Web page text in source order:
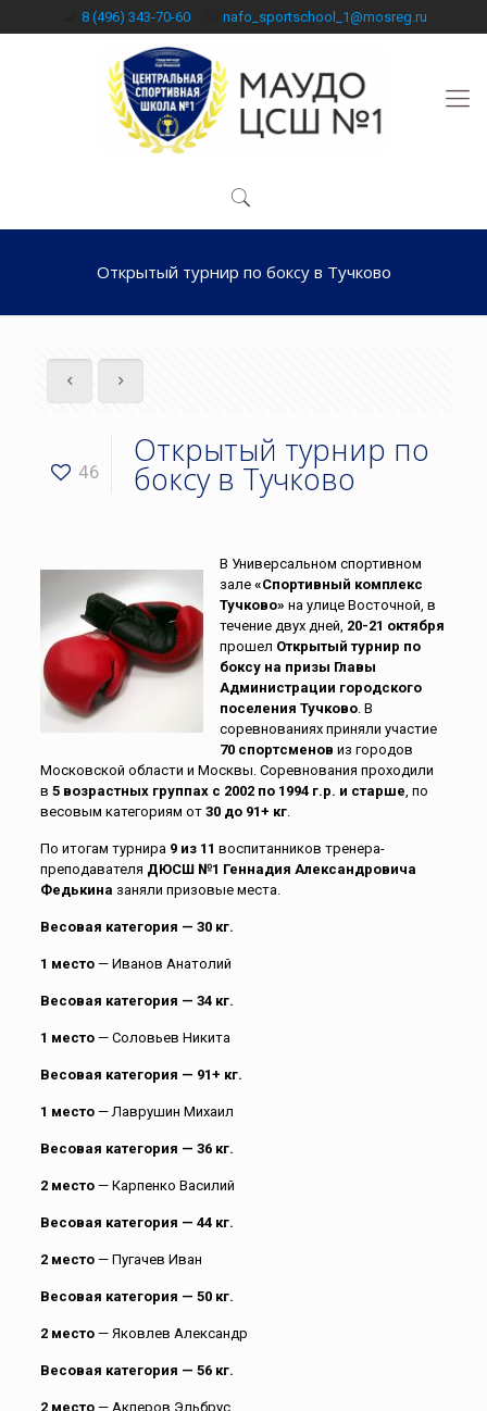
8 (496) 343-70-60 nafo_sportschool_1@mosreg.ru
Открытый турнир по боксу в Тучково
46
Открытый турнир по
боксу в Тучково
В Универсальном спортивном
зале «Спортивный комплекс
Тучково» на улице Восточной, в
течение двух дней, 20-21 октября
прошел Открытый турнир по
боксу на призы Главы
Администрации городского
поселения Тучково. В
соревнованиях приняли участие
70 спортсменов из городов
Московской области и Москвы. Соревнования проходили
в 5 возрастных группах с 2002 по 1994 г.р. и старше, по
весовым категориям от 30 до 91+ кг.
По итогам турнира 9 из 11 воспитанников тренера-
преподавателя ДЮСШ №1 Геннадия Александровича
Федькина заняли призовые места.
Весовая категория — 30 кг.
1 место— Иванов Анатолий
Весовая категория — 34 кг.
1 место— Соловьев Никита
Весовая категория — 91+ кг.
1 место— Лаврушин Михаил
Весовая категория — 36 кг.
2 место— Карпенко Василий
Весовая категория — 44 кг.
2 место— Пугачев Иван
Весовая категория — 50 кг.
2 место— Яковлев Александр
Весовая категория — 56 кг.
2 место— Акперов Эльбрус